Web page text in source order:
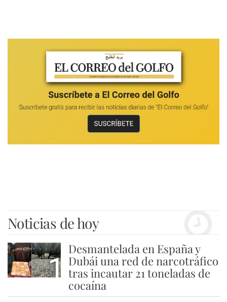
Noticias de hoy
1
Desmantelada en España y
Dubái una red de narcotráfico
tras incautar 21 toneladas de
cocaína